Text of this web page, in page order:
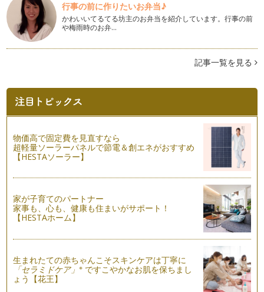
白菜の切り方変えて、味わいいろいろ。
オレンジ色のハロウィンが過ぎ、街にはクリスマスのイルミネ
ーションがキラキラ輝き出…
食べるだけじゃない！サツマイモの楽しみ方～蔓でリース作り
今年の春、日本一美しい村・群馬県昭和村にあるミキハウスフ
ひと手間かけて。もっと！もっと美味しくなる秋野菜！！
朝晩だけじゃなく、日中に吹く風にも季節の移ろいを感じるよ
冷蔵庫に入れる野菜と、入れない野菜
お店の野菜売り場のディスプレイは、ハロウィンをイメージし
「食べることは、つながること。つなげること。」絵本から学
ぶ食べること。
9月に入り、日に日に夏から秋へと季節が移り変わってきまし
長いようで、あっという間の夏が過ぎて行きました。心身とも
に成長する時でもある夏休み。楽しく…
行事の前に作りたいお弁当♪
かわいいてるてる坊主のお弁当を紹介しています。行事の前
や梅雨時のお弁…
記事一覧を見る
物価高で固定費を見直すなら
超軽量ソーラーパネルで節電＆創エネがおすすめ
【HESTAソーラー】
家が子育てのパートナー
家事も、心も、健康も住まいがサポート！
【HESTAホーム】
生まれたての赤ちゃんこそスキンケアは丁寧に
「セラミドケア」※ ですこやかなお肌を保ちまし
ょう【花王】